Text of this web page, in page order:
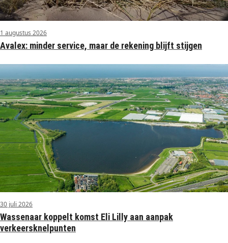
1 augustus 2026
Avalex: minder service, maar de rekening blijft stijgen
30 juli 2026
Wassenaar koppelt komst Eli Lilly aan aanpak
verkeersknelpunten